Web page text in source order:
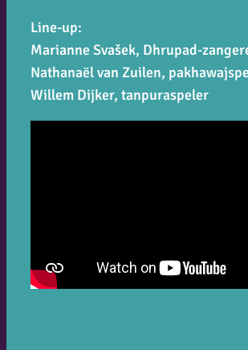
Line-up:
Marianne Svašek, Dhrupad-
Nathanaël van Zuilen,
Willem Dijker, tanpuraspeler